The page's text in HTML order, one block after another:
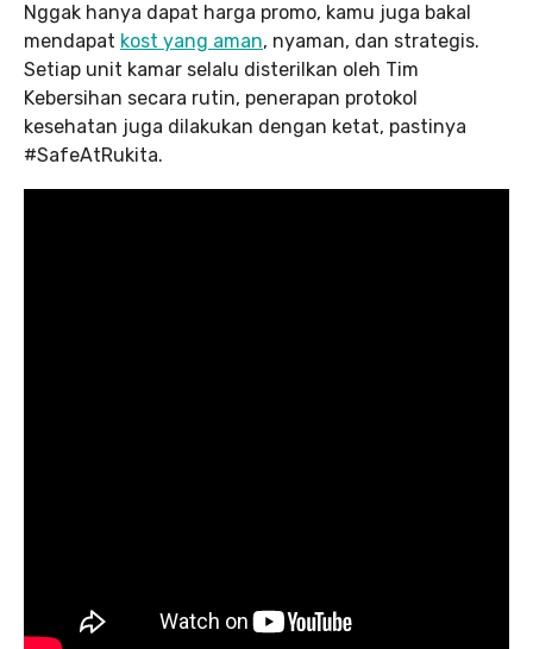
Nggak hanya dapat harga promo, kamu juga bakal
mendapat kost yang aman, nyaman, dan strategis.
Setiap unit kamar selalu disterilkan oleh Tim
Kebersihan secara rutin, penerapan protokol
kesehatan juga dilakukan dengan ketat, pastinya
#SafeAtRukita.